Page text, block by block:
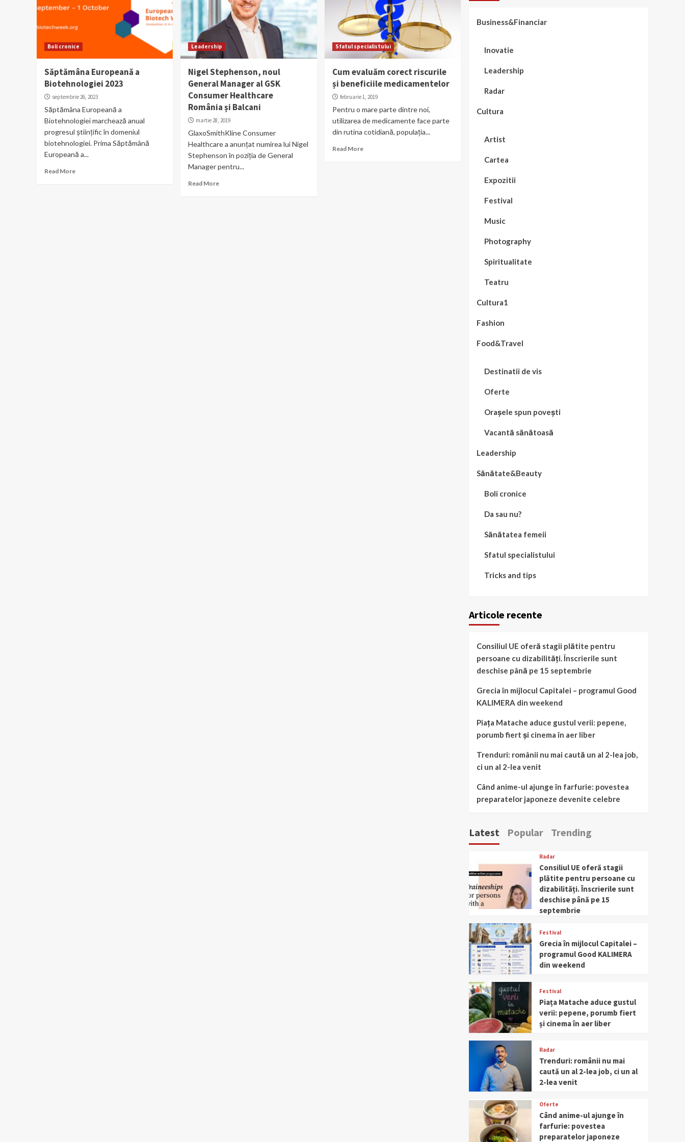
Boli cronice
Săptămâna Europeană a
Biotehnologiei 2023
septembrie 26, 2023
Săptămâna Europeană a
Biotehnologiei marchează anual
progresul științific în domeniul
biotehnologiei. Prima Săptămână
Europeană a...
Read More
Leadership
Nigel Stephenson, noul
General Manager al GSK
Consumer Healthcare
România și Balcani
martie 28, 2019
GlaxoSmithKline Consumer
Healthcare a anunțat numirea lui Nigel
Stephenson în poziția de General
Manager pentru...
Read More
Sfatul specialistului
Cum evaluăm corect riscurile
și beneficiile medicamentelor
februarie 1, 2019
Pentru o mare parte dintre noi,
utilizarea de medicamente face parte
din rutina cotidiană, populația...
Read More
Business&Financiar
Inovatie
Leadership
Radar
Cultura
Artist
Cartea
Expozitii
Festival
Music
Photography
Spiritualitate
Teatru
Cultura1
Fashion
Food&Travel
Destinatii de vis
Oferte
Orașele spun povești
Vacantă sănătoasă
Leadership
Sănătate&Beauty
Boli cronice
Da sau nu?
Sănătatea femeii
Sfatul specialistului
Tricks and tips
Articole recente
Consiliul UE oferă stagii plătite pentru
persoane cu dizabilități. Înscrierile sunt
deschise până pe 15 septembrie
Grecia în mijlocul Capitalei – programul Good
KALIMERA din weekend
Piața Matache aduce gustul verii: pepene,
porumb fiert și cinema în aer liber
Trenduri: românii nu mai caută un al 2-lea job,
ci un al 2-lea venit
Când anime-ul ajunge în farfurie: povestea
preparatelor japoneze devenite celebre
Latest Popular Trending
Radar
Consiliul UE oferă stagii
plătite pentru persoane cu
dizabilități. Înscrierile sunt
deschise până pe 15
septembrie
Festival
Grecia în mijlocul Capitalei –
programul Good KALIMERA
din weekend
Festival
Piața Matache aduce gustul
verii: pepene, porumb fiert
și cinema în aer liber
Radar
Trenduri: românii nu mai
caută un al 2-lea job, ci un al
2-lea venit
Oferte
Când anime-ul ajunge în
farfurie: povestea
preparatelor japoneze